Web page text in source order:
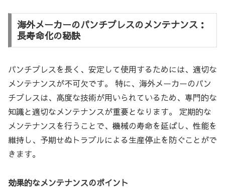
海外メーカーのパンチプレスのメンテナンス：
長寿命化の秘訣
パンチプレスを長く、安定して使用するためには、適切な
メンテナンスが不可欠です。 特に、海外メーカーのパン
チプレスは、高度な技術が用いられているため、専門的な
知識と適切なメンテナンスが重要となります。 定期的な
メンテナンスを行うことで、機械の寿命を延ばし、性能を
維持し、予期せぬトラブルによる生産停止を防ぐことがで
きます。
効果的なメンテナンスのポイント